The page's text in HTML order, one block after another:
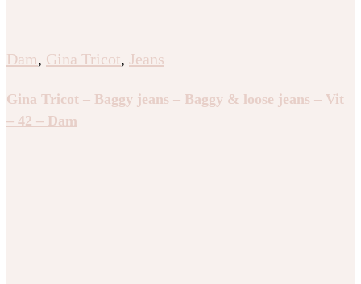
Dam, Gina Tricot, Jeans
Gina Tricot – Baggy jeans – Baggy & loose jeans – Vit
– 42 – Dam